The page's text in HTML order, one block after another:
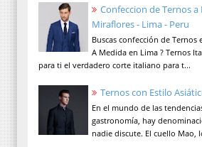
Confeccion de Ternos a
Miraflores - Lima - Peru
Buscas confección de Ternos
A Medida en Lima ? Ternos
para ti el verdadero corte italiano para t...
Ternos con Estilo
En el mundo de las
gastronomía, hay
nadie discute. El cuello Mao,